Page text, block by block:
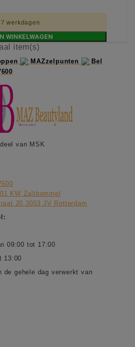
werkdagen
WINKELWAGEN
item(s)
MAZzelpunten
Bel
van MSK
KW Zaltbommel
20 3053 JV Rotterdam
09:00 tot 17:00
13:00
de gehele dag verwerkt van